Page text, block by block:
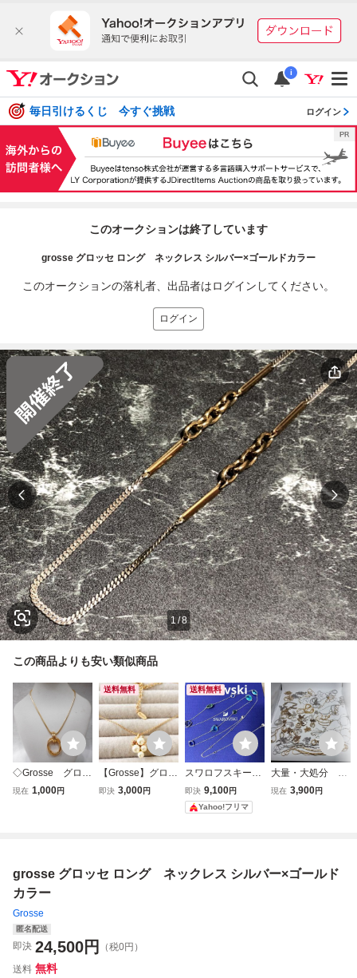
i
毎日引けるくじ 今すぐ挑戦 ログイン
このオークションは終了しています
grosse グロッセ ロング ネックレス シルバー×ゴールドカラー
このオークションの落札者、出品者はログインしてください。
ログイン
1/8
この商品よりも安い類似商品
◇Grosse グロッ
セ ネックレス ペ
箱無し
現在 1,000円
送料無料
【Grosse】グロッ
セ ゴールドトー
即決 3,000円
送料無料
スワロフスキー
ネックレスマルチ
カラー ロング
シルバー 正規
即決 9,100円
Yahoo!フリマ
大量・大処分 ネ
ックレス ゴール
上 no.5
現在 3,900円
grosse グロッセ ロング ネックレス シルバー×ゴールド
カラー
Grosse
匿名配送
即決 24,500円
（税0円）
送料 無料